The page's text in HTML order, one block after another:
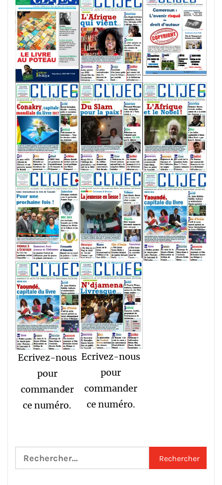
Ecrivez-nous
pour
commander
ce numéro.
Ecrivez-nous
pour
commander
ce numéro.
Rechercher :